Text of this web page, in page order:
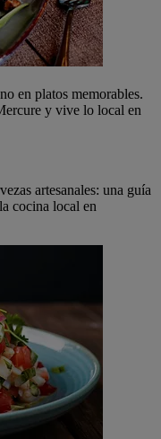
en platos memorables.
y vive lo local en
artesanales: una guía
cocina local en